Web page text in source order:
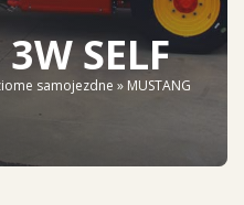
SELF
samojezdne » MUSTANG